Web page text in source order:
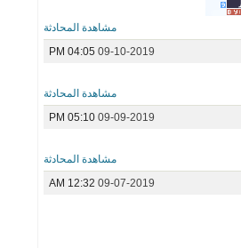
مشاهدة المحادثة
09-10-2019
04:05 PM
مشاهدة المحادثة
09-09-2019
05:10 PM
مشاهدة المحادثة
09-07-2019
12:32 AM